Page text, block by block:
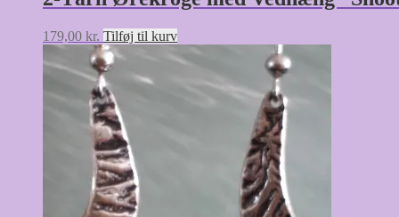
179,00 kr. Tilføj til kurv